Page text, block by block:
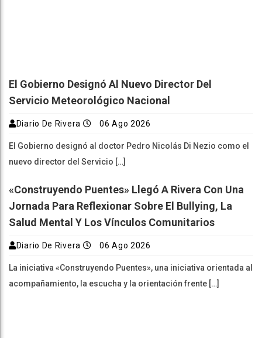
El Gobierno Designó Al Nuevo Director Del
Servicio Meteorológico Nacional
Diario De Rivera 06 Ago 2026
El Gobierno designó al doctor Pedro Nicolás Di Nezio como el
nuevo director del Servicio […]
«Construyendo Puentes» Llegó A Rivera Con Una
Jornada Para Reflexionar Sobre El Bullying, La
Salud Mental Y Los Vínculos Comunitarios
Diario De Rivera 06 Ago 2026
La iniciativa «Construyendo Puentes», una iniciativa orientada al
acompañamiento, la escucha y la orientación frente […]